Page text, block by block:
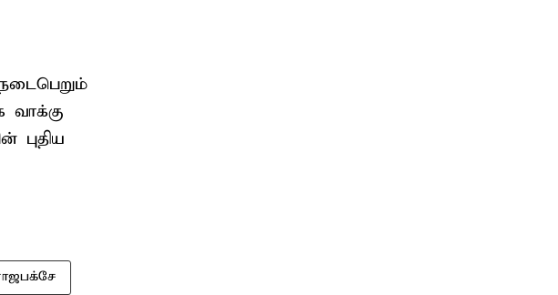
வாக்கு
புதிய